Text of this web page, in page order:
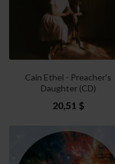
Cain Ethel - Preacher's
Daughter (CD)
20,51 $